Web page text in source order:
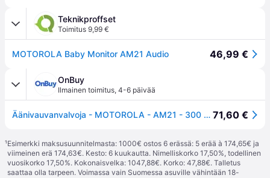
Teknikproffset
Toimitus 9,99 €
MOTOROLA Baby Monitor AM21 Audio 46,99 €
OnBuy
Ilmainen toimitus, 4-6 päivää
Äänivauvanvalvoja - MOTOROLA - AM21 - 300 m - Valkoinen 71,60 €
¹Esimerkki maksusuunnitelmasta: 1000€ ostos 6 erässä: 5 erää à 174,65€ ja
viimeinen erä 174,63€. Kesto: 6 kuukautta. Nimelliskorko 17,50%, todellinen
vuosikorko 17,50%. Kokonaisvelka: 1047,88€. Korko: 47,88€. Talletus
saattaa olla tarpeen. Voimassa vain Suomessa asuville vähintään 18-